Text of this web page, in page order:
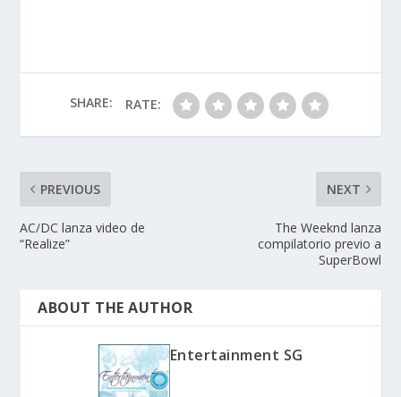
SHARE: RATE:
PREVIOUS
AC/DC lanza video de
“Realize”
NEXT
The Weeknd lanza
compilatorio previo a
SuperBowl
ABOUT THE AUTHOR
Entertainment SG